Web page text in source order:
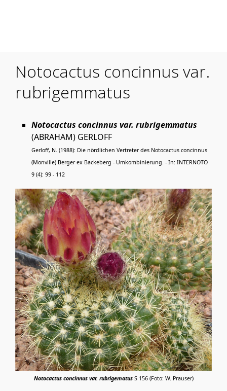
Notocactus concinnus var.
rubrigemmatus
Notocactus concinnus var. rubrigemmatus
(ABRAHAM) GERLOFF
Gerloff, N. (1988): Die nördlichen Vertreter des Notocactus concinnus
(Monville) Berger ex Backeberg - Umkombinierung. - In: INTERNOTO
9 (4): 99 - 112
Notocactus concinnus var. rubrigematusS 156 (Foto: W. Prauser)